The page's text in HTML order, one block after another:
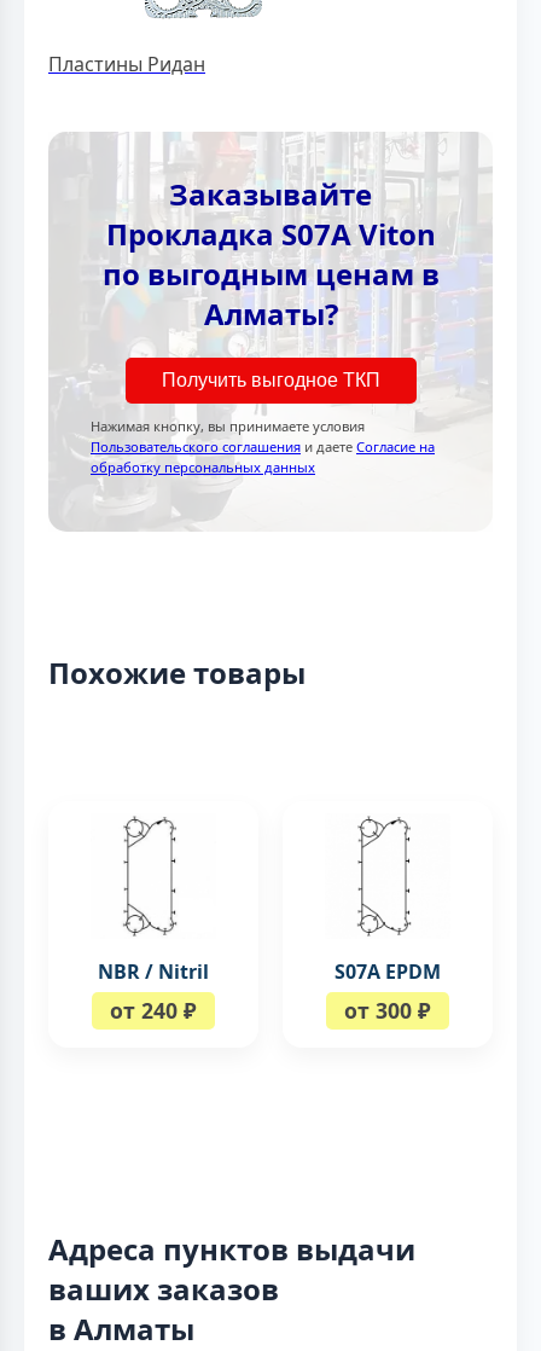
Пластины Ридан
Заказывайте
Прокладка S07A Viton
по выгодным ценам в
Алматы?
Получить выгодное ТКП
Нажимая кнопку, вы принимаете условия
Пользовательского соглашения и даете Согласие на
обработку персональных данных
Похожие товары
NBR / Nitril
от 240 ₽
S07A EPDM
от 300 ₽
Адреса пунктов выдачи
ваших заказов
в Алматы